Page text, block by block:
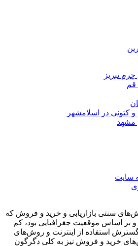
تبریز
قم
کتونی در اسلامشهر
مشهد
سایت
سنتی بازاریابی و خرید و فروش که
اساس موقعیت جغرافیایی بود، کم
استفاده از اینترنت و روش‌های
خرید و فروش نیز به کلی دگرگون